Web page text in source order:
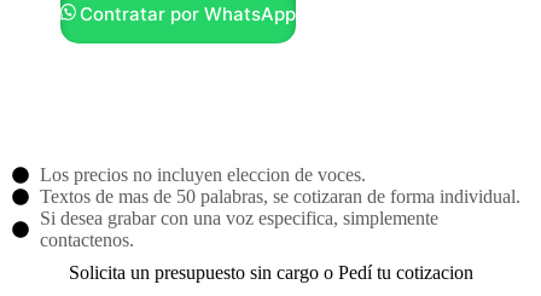
Contratar por WhatsApp
Los precios no incluyen eleccion de voces.
Textos de mas de 50 palabras, se cotizaran de forma individual.
Si desea grabar con una voz especifica, simplemente
contactenos.
Solicita un presupuesto sin cargo o Pedí tu cotizacion